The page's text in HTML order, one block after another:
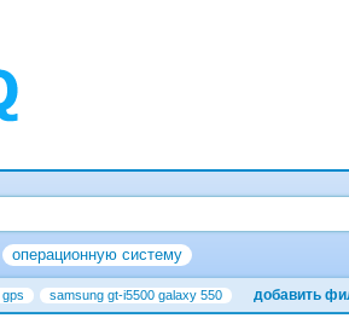
операционную систему
gps samsung gt-i5500 galaxy 550 добавить